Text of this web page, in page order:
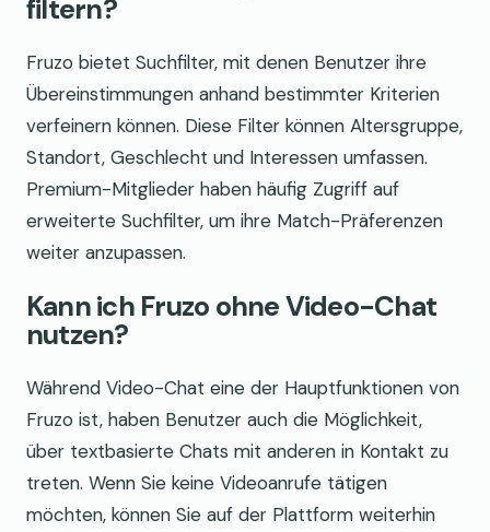
filtern?
Fruzo bietet Suchfilter, mit denen Benutzer ihre
Übereinstimmungen anhand bestimmter Kriterien
verfeinern können. Diese Filter können Altersgruppe,
Standort, Geschlecht und Interessen umfassen.
Premium-Mitglieder haben häufig Zugriff auf
erweiterte Suchfilter, um ihre Match-Präferenzen
weiter anzupassen.
Kann ich Fruzo ohne Video-Chat
nutzen?
Während Video-Chat eine der Hauptfunktionen von
Fruzo ist, haben Benutzer auch die Möglichkeit,
über textbasierte Chats mit anderen in Kontakt zu
treten. Wenn Sie keine Videoanrufe tätigen
möchten, können Sie auf der Plattform weiterhin